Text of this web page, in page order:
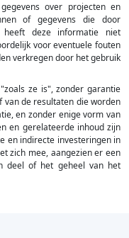
over projecten en
of gegevens die door
heeft deze informatie niet
voor eventuele fouten
verkregen door het gebruik
ze is", zonder garantie
van de resultaten die worden
en zonder enige vorm van
en gerelateerde inhoud zijn
en indirecte investeringen in
zich mee, aangezien er een
deel of het geheel van het